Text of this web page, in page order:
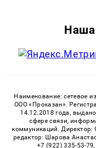
Наша
Наименование: сетевое
ООО «Проказан».
14.12.2018 года,
сфере связи,
коммуникаций. Директор:
редактор: Шарова
+7 (922) 335-53-